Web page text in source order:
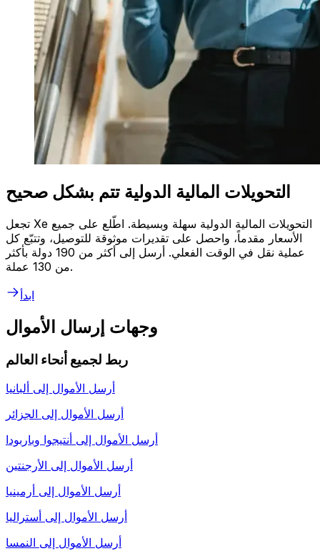
التحويلات المالية الدولية تتم بشكل صحيح
تجعل Xe التحويلات المالية الدولية سهلة وبسيطة. اطّلع على جميع
الأسعار مقدماً، واحصل على تقديرات موثوقة للتوصيل، وتتبّع كل
عملية نقل في الوقت الفعلي. أرسل إلى أكثر من 190 دولة بأكثر
من 130 عملة.
ابدأ
وجهات إرسال الأموال
ربط لجميع أنحاء العالم
أرسل الأموال إلى ألبانيا
أرسل الأموال إلى الجزائر
أرسل الأموال إلى أنتيجوا وباربودا
أرسل الأموال إلى الأرجنتين
أرسل الأموال إلى أرمينيا
أرسل الأموال إلى أستراليا
أرسل الأموال إلى النمسا